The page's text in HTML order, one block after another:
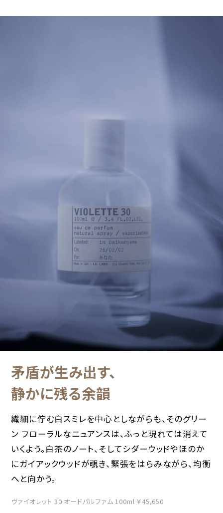
矛盾が生み出す、
静かに残る余韻
繊細に佇む白スミレを中心としながらも、そのグリー
ン フローラルなニュアンスは、ふっと現れては消えて
いくよう。白茶のノート、そしてシダーウッドやほのか
にガイアックウッドが覗き、緊張をはらみながら、均衡
へと向かう。
ヴァイオレット 30 オードパルファム 100ml ￥45,650